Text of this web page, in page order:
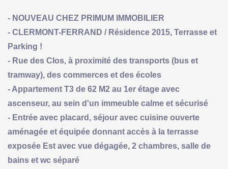
- NOUVEAU CHEZ PRIMUM IMMOBILIER
- CLERMONT-FERRAND / Résidence 2015, Terrasse et
Parking !
- Rue des Clos, à proximité des transports (bus et
tramway), des commerces et des écoles
- Appartement T3 de 62 M2 au 1er étage avec
ascenseur, au sein d'un immeuble calme et sécurisé
- Entrée avec placard, séjour avec cuisine ouverte
aménagée et équipée donnant accès à la terrasse
exposée Est avec vue dégagée, 2 chambres, salle de
bains et wc séparé